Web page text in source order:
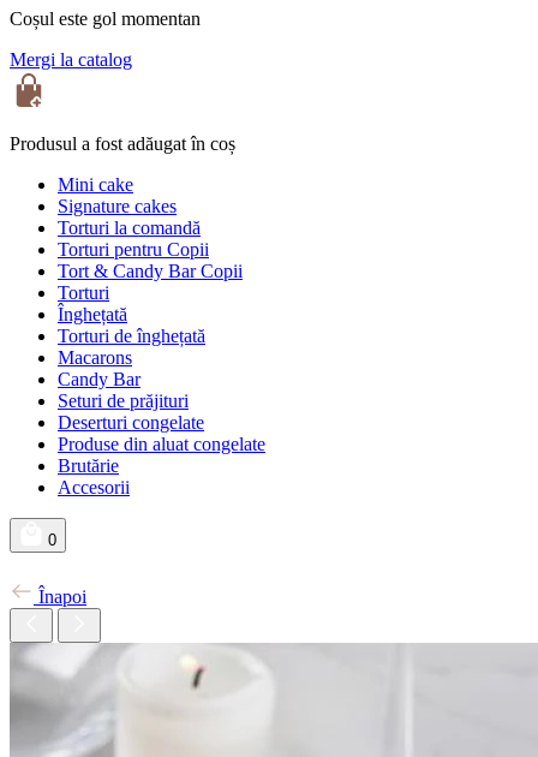
Coșul este gol momentan
Mergi la catalog
Produsul a fost adăugat în coș
Mini cake
Signature cakes
Torturi la comandă
Torturi pentru Copii
Tort & Candy Bar Copii
Torturi
Înghețată
Torturi de înghețată
Macarons
Candy Bar
Seturi de prăjituri
Deserturi congelate
Produse din aluat congelate
Brutărie
Accesorii
0
Înapoi